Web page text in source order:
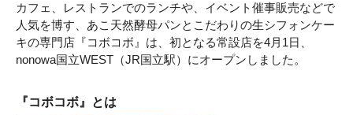
カフェ、レストランでのランチや、イベント催事販売などで
人気を博す、あこ天然酵母パンとこだわりの生シフォンケー
キの専門店『コボコボ』は、初となる常設店を4月1日、
nonowa国立WEST（JR国立駅）にオープンしました。
『コボコボ』とは